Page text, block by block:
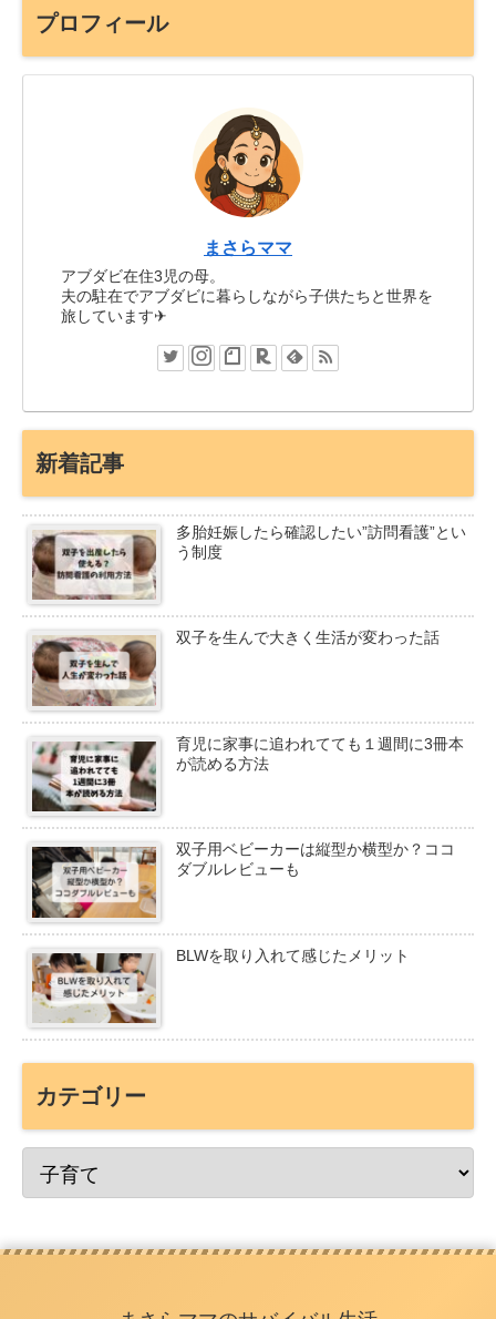
プロフィール
まさらママ
アブダビ在住3児の母。
夫の駐在でアブダビに暮らしながら子供たちと世界を
旅しています✈
新着記事
多胎妊娠したら確認したい”訪問看護”とい
う制度
双子を生んで大きく生活が変わった話
育児に家事に追われてても１週間に3冊本
が読める方法
双子用ベビーカーは縦型か横型か？ココ
ダブルレビューも
BLWを取り入れて感じたメリット
カテゴリー